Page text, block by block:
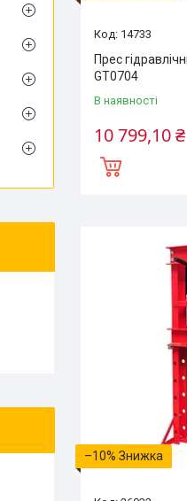
14733
Прес
GT0704
В наявності
10 799,10 ₴
–10%